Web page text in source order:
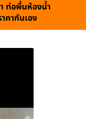
ท่อพื้นห้องน้ำ
คากันเอง